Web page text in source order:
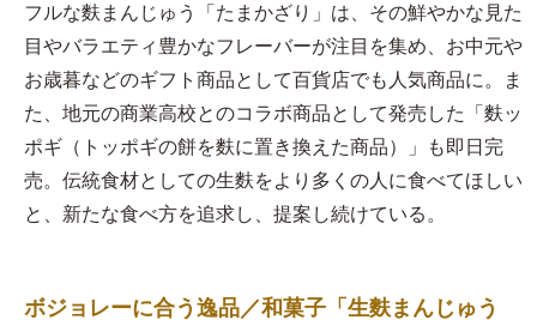
フルな麩まんじゅう「たまかざり」は、その鮮やかな見た
目やバラエティ豊かなフレーバーが注目を集め、お中元や
お歳暮などのギフト商品として百貨店でも人気商品に。ま
た、地元の商業高校とのコラボ商品として発売した「麩ッ
ポギ（トッポギの餅を麩に置き換えた商品）」も即日完
売。伝統食材としての生麩をより多くの人に食べてほしい
と、新たな食べ方を追求し、提案し続けている。
ボジョレーに合う逸品／和菓子「生麩まんじゅう